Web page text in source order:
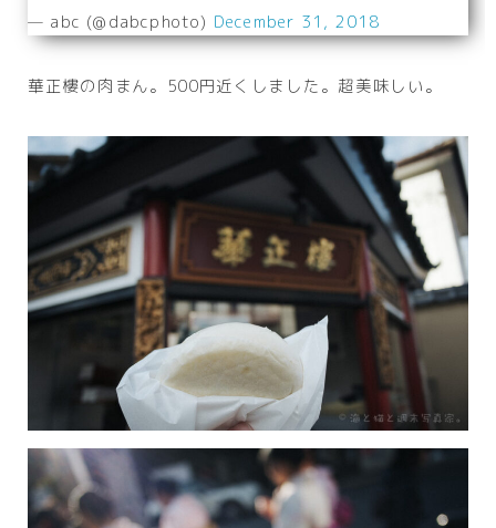
— abc (@dabcphoto) December 31, 2018
華正樓の肉まん。500円近くしました。超美味しい。